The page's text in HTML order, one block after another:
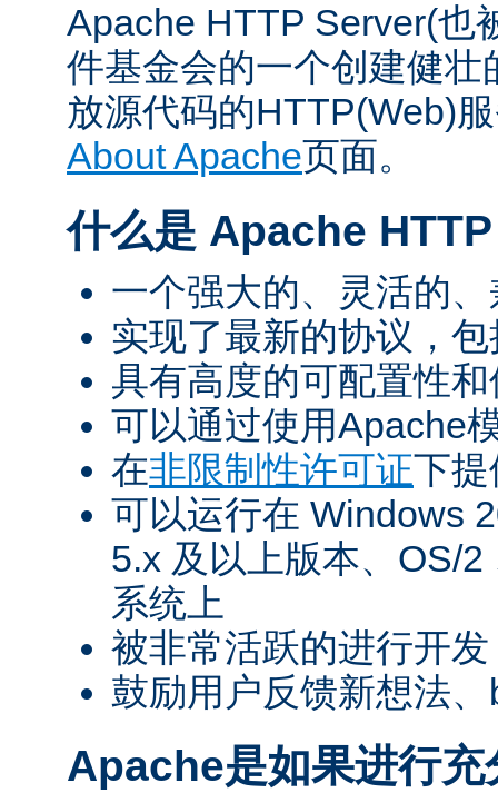
Apache HTTP Server(也
件基金会的一个创建健
放源代码的HTTP(Web)
About Apache页面。
什么是 Apache
一个强大的、灵活的
实现了最新的协议，
具有高度的可配置性
可以通过使用Apache
在非限制性许可证下
可以运行在 Windows
5.x 及以上版本、OS/
系统上
被非常活跃的进行开发
鼓励用户反馈新想法
Apache是如果进行充